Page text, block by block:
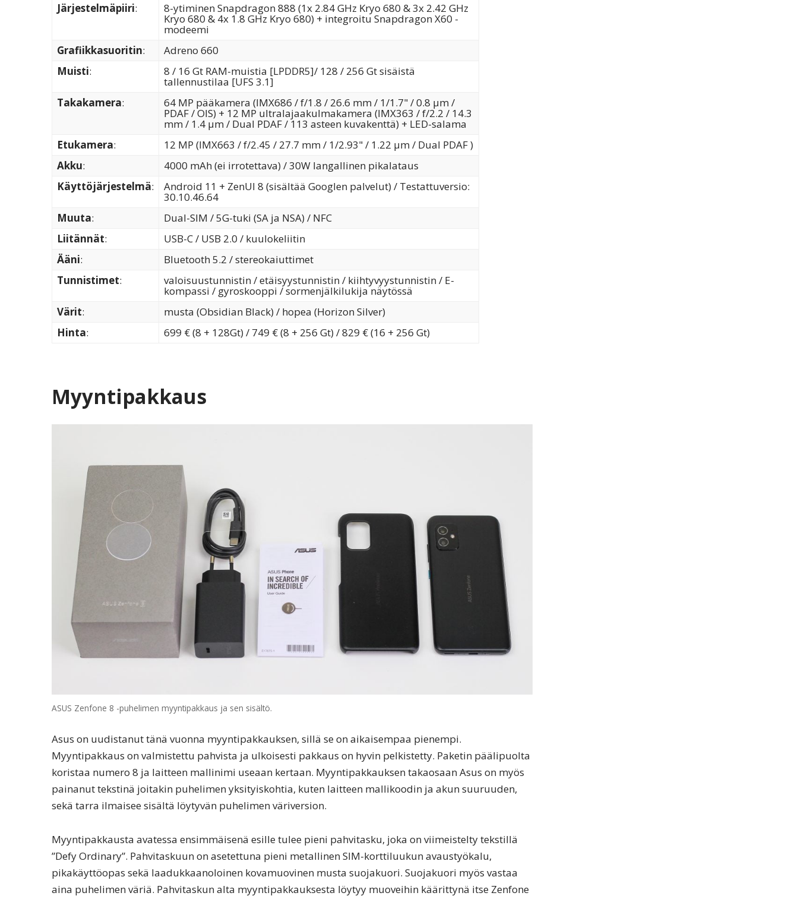
Järjestelmäpiiri: 8-ytiminen Snapdragon 888 (1x 2.84 GHz Kryo 680 & 3x 2.42 GHz
Kryo 680 & 4x 1.8 GHz Kryo 680) + integroitu Snapdragon X60 -
modeemi
Grafiikkasuoritin:
Adreno 660
Muisti: 8 / 16 Gt RAM-muistia [LPDDR5]/ 128 / 256 Gt sisäistä
tallennustilaa [UFS 3.1]
Takakamera: 64 MP pääkamera (IMX686 / f/1.8 / 26.6 mm / 1/1.7" / 0.8 µm /
PDAF / OIS) + 12 MP ultralajaakulmakamera (IMX363 / f/2.2 / 14.3
mm / 1.4 µm / Dual PDAF / 113 asteen kuvakenttä) + LED-salama
Etukamera:
12 MP (IMX663 / f/2.45 / 27.7 mm / 1/2.93" / 1.22 µm / Dual PDAF )
Akku:
4000 mAh (ei irrotettava) / 30W langallinen pikalataus
Käyttöjärjestelmä: Android 11 + ZenUI 8 (sisältää Googlen palvelut) / Testattuversio:
30.10.46.64
Muuta:
Dual-SIM / 5G-tuki (SA ja NSA) / NFC
Liitännät:
USB-C / USB 2.0 / kuulokeliitin
Ääni:
Bluetooth 5.2 / stereokaiuttimet
Tunnistimet: valoisuustunnistin / etäisyystunnistin / kiihtyvyystunnistin / E-
kompassi / gyroskooppi / sormenjälkilukija näytössä
Värit:
musta (Obsidian Black) / hopea (Horizon Silver)
Hinta: 699 € (8 + 128Gt) / 749 € (8 + 256 Gt) / 829 € (16 + 256 Gt)
Myyntipakkaus
ASUS Zenfone 8 -puhelimen myyntipakkaus ja sen sisältö.
Asus on uudistanut tänä vuonna myyntipakkauksen, sillä se on aikaisempaa pienempi.
Myyntipakkaus on valmistettu pahvista ja ulkoisesti pakkaus on hyvin pelkistetty. Paketin päälipuolta
koristaa numero 8 ja laitteen mallinimi useaan kertaan. Myyntipakkauksen takaosaan Asus on myös
painanut tekstinä joitakin puhelimen yksityiskohtia, kuten laitteen mallikoodin ja akun suuruuden,
sekä tarra ilmaisee sisältä löytyvän puhelimen väriversion.
Myyntipakkausta avatessa ensimmäisenä esille tulee pieni pahvitasku, joka on viimeistelty tekstillä
”Defy Ordinary”. Pahvitaskuun on asetettuna pieni metallinen SIM-korttiluukun avaustyökalu,
pikakäyttöopas sekä laadukkaanoloinen kovamuovinen musta suojakuori. Suojakuori myös vastaa
aina puhelimen väriä. Pahvitaskun alta myyntipakkauksesta löytyy muoveihin käärittynä itse Zenfone